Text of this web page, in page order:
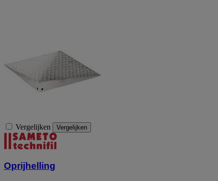
Vergelijken Vergelijken
Oprijhelling